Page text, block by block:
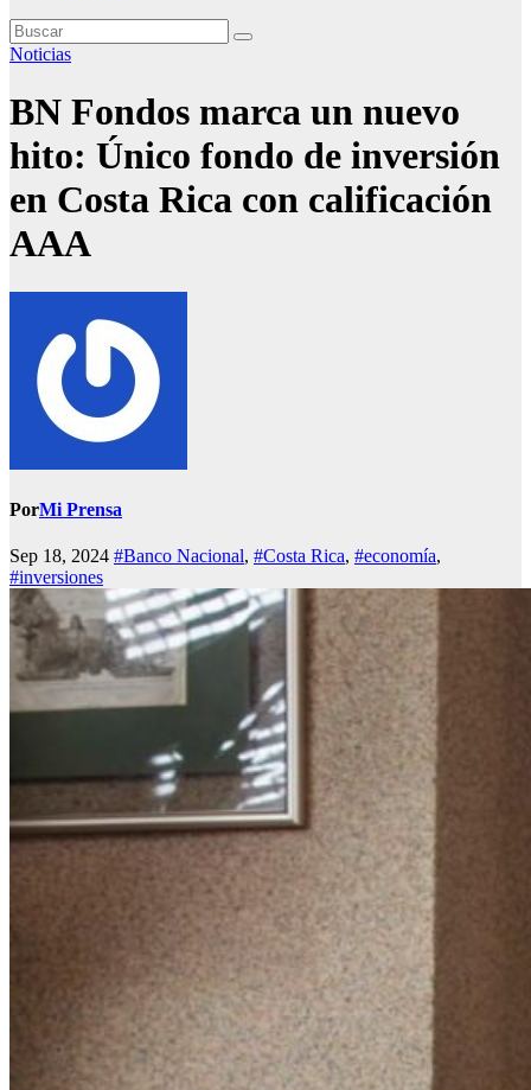
Noticias
BN Fondos marca un nuevo
hito: Único fondo de inversión
en Costa Rica con calificación
AAA
PorMi Prensa
Sep 18, 2024 #Banco Nacional, #Costa Rica, #economía,
#inversiones